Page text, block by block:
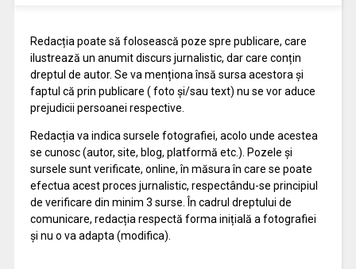
Redacția poate să folosească poze spre publicare, care
ilustrează un anumit discurs jurnalistic, dar care conțin
dreptul de autor. Se va menționa însă sursa acestora și
faptul că prin publicare ( foto și/sau text) nu se vor aduce
prejudicii persoanei respective.
Redacția va indica sursele fotografiei, acolo unde acestea
se cunosc (autor, site, blog, platformă etc.). Pozele și
sursele sunt verificate, online, în măsura în care se poate
efectua acest proces jurnalistic, respectându-se principiul
de verificare din minim 3 surse. În cadrul dreptului de
comunicare, redacția respectă forma inițială a fotografiei
și nu o va adapta (modifica).